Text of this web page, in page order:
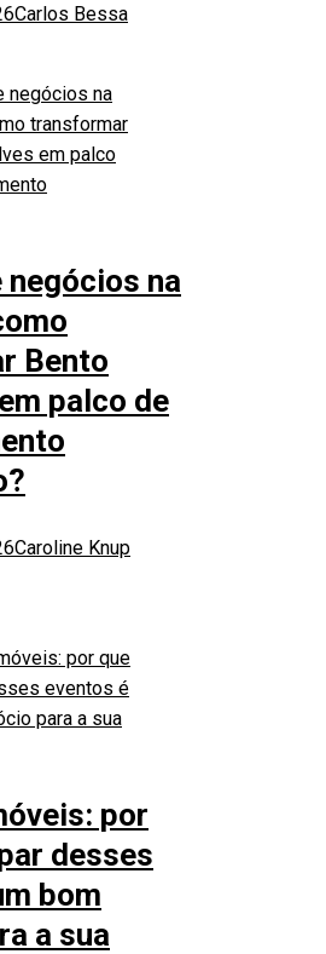
Carlos Bessa
na
Bento
palco de
Caroline Knup
por
desses
bom
a sua